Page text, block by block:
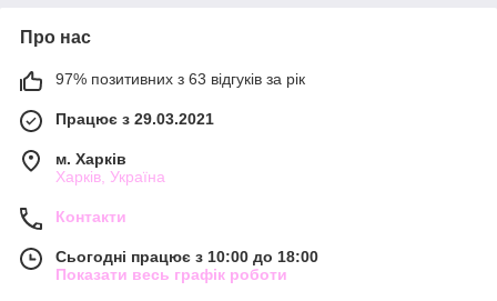
Про нас
97% позитивних з 63 відгуків за рік
Працює з 29.03.2021
м. Харків
Харків, Україна
Контакти
Сьогодні працює з 10:00 до 18:00
Показати весь графік роботи